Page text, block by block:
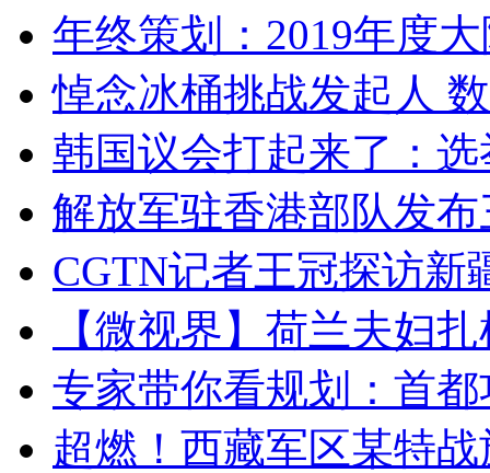
年终策划：2019年度
悼念冰桶挑战发起人
韩国议会打起来了：
解放军驻香港部队发
CGTN记者王冠探访新
【微视界】荷兰夫妇
专家带你看规划：首
超燃！西藏军区某特